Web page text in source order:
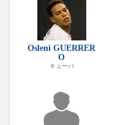
Osleni GUERRER
O
キューバ